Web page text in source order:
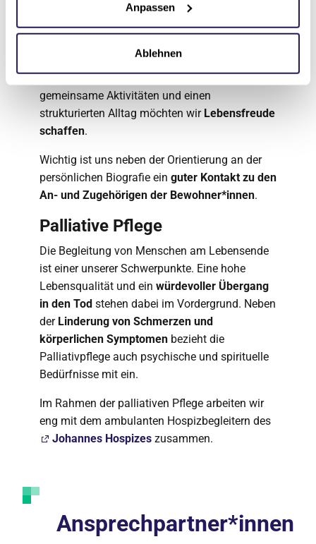
Anpassen
Ablehnen
den Alltag eingebunden.
Gefühl von Geborgenheit
und Sicherheitgeben. Durch regelmäßige
gemeinsame Aktivitäten und einen
strukturierten Alltag möchten wir Lebensfreude
schaffen.
Wichtig ist uns neben der Orientierung an der
persönlichen Biografie ein guter Kontakt zu den
An- und Zugehörigen der Bewohner*innen.
Palliative Pflege
Die Begleitung von Menschen am Lebensende
ist einer unserer Schwerpunkte. Eine hohe
Lebensqualität und ein würdevoller Übergang
in den Tod stehen dabei im Vordergrund. Neben
derLinderung von Schmerzen und
körperlichen Symptomen bezieht die
Palliativpflege auch psychische und spirituelle
Bedürfnisse mit ein.
Im Rahmen der palliativen Pflege arbeiten wir
eng mit dem ambulanten Hospizbegleitern des
Johannes Hospizes zusammen.
Ansprechpartner*innen